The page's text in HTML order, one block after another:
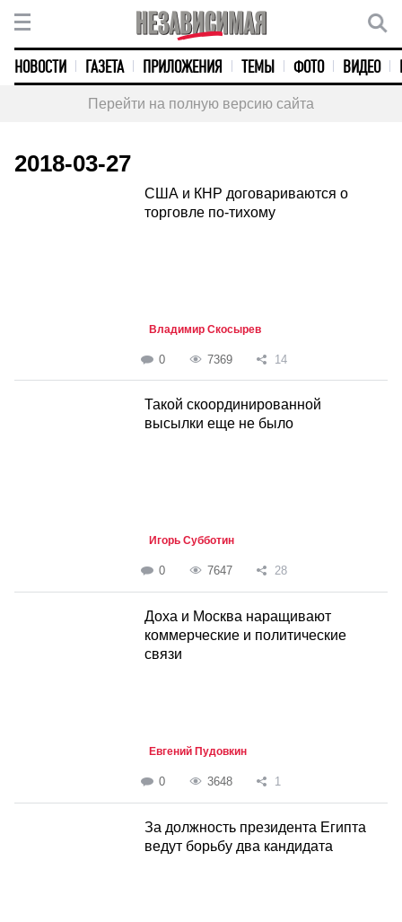
НОВОСТИ ГАЗЕТА ПРИЛОЖЕНИЯ ТЕМЫ ФОТО ВИДЕО
Перейти на полную версию сайта
2018-03-27
США и КНР договариваются о
торговле по-тихому
Владимир Скосырев
0 7369 14
Такой скоординированной
высылки еще не было
Игорь Субботин
0 7647 28
Доха и Москва наращивают
коммерческие и политические
связи
Евгений Пудовкин
0 3648 1
За должность президента Египта
ведут борьбу два кандидата